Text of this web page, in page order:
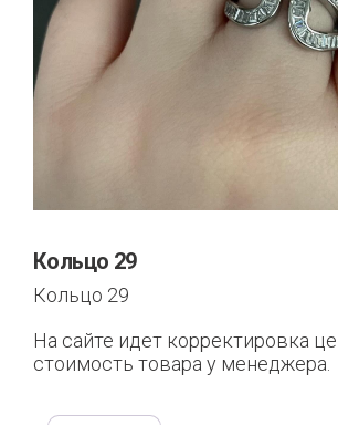
Кольцо 29
Кольцо 29
На сайте идет корректировка
стоимость товара у менеджера.